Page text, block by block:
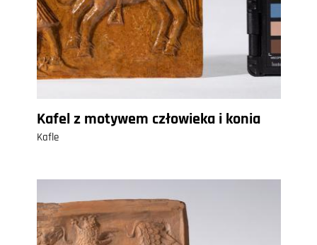
Kafel z motywem człowieka i konia
Kafle